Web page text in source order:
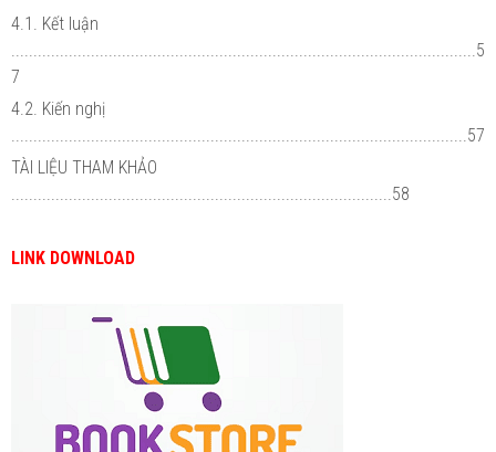
4.1. Kết luận
.........................................................................................................5
7
4.2. Kiến nghị
.......................................................................................................57
TÀI LIỆU THAM KHẢO
......................................................................................58
LINK DOWNLOAD